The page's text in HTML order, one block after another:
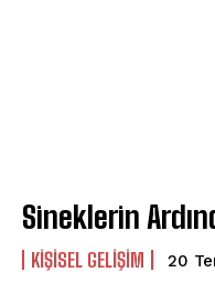
Sineklerin
KIŞISEL GELIŞIM 20